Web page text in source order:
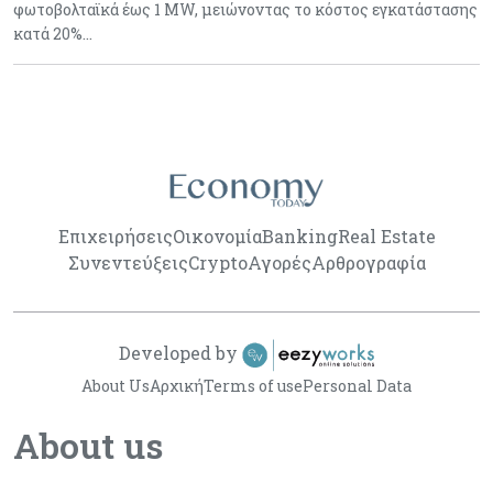
φωτοβολταϊκά έως 1 MW, μειώνοντας το κόστος εγκατάστασης
κατά 20%…
ΕπιχειρήσειςΟικονομίαBankingReal Estate
ΣυνεντεύξειςCryptoΑγορέςΑρθρογραφία
About us
About UsΑρχικήTerms of usePersonal Data
Developed by